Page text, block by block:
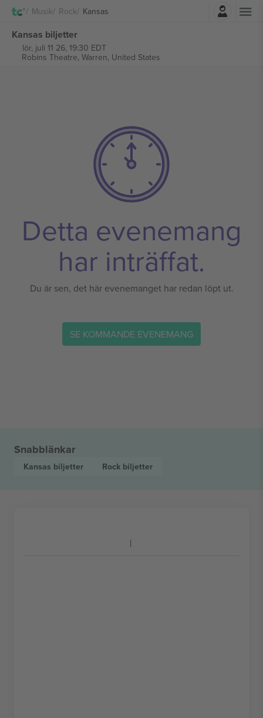
Musik Rock Kansas
Kansas biljetter
lör, juli 11 26, 19:30 EDT
Robins Theatre, Warren, United States
Detta evenemang
har inträffat.
Du är sen, det här evenemanget har redan löpt ut.
SE KOMMANDE EVENEMANG
Snabblänkar
Kansas biljetter Rock biljetter